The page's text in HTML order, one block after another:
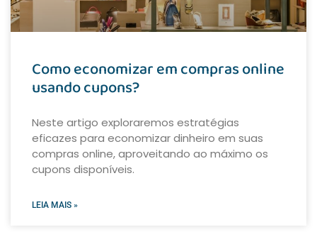
Como economizar em compras online
usando cupons?
Neste artigo exploraremos estratégias
eficazes para economizar dinheiro em suas
compras online, aproveitando ao máximo os
cupons disponíveis.
LEIA MAIS »